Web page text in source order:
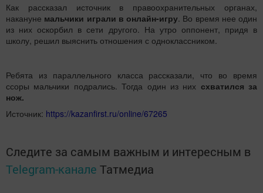
Как рассказал источник в правоохранительных органах,
накануне мальчики играли в онлайн-игру . Во время нее один
из них оскорбил в сети другого. На утро оппонент, придя в
школу, решил выяснить отношения с одноклассником.
Ребята из параллельного класса рассказали, что во время
ссоры мальчики подрались. Тогда один из них схватился за
нож.
Источник: https://kazanfirst.ru/online/67265
Следите за самым важным и интересным в
Telegram-канале Татмедиа